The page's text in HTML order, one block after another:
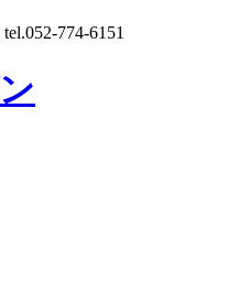
tel.052-774-6151